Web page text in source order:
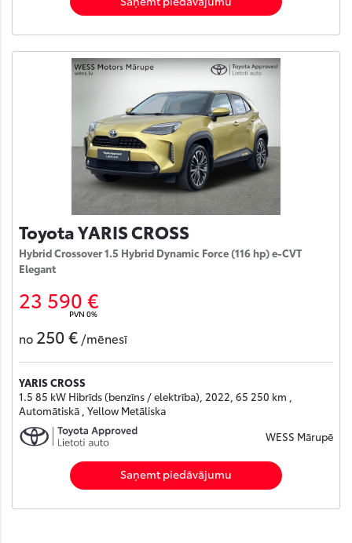
Toyota YARIS CROSS
Hybrid Crossover 1.5 Hybrid Dynamic Force (116 hp) e-CVT
Elegant
23 590 €
PVN 0%
no 250 € /mēnesī
YARIS CROSS
1.5 85 kW Hibrīds (benzīns / elektrība), 2022, 65 250 km ,
Automātiskā , Yellow Metāliska
WESS Mārupē
Saņemt piedāvājumu